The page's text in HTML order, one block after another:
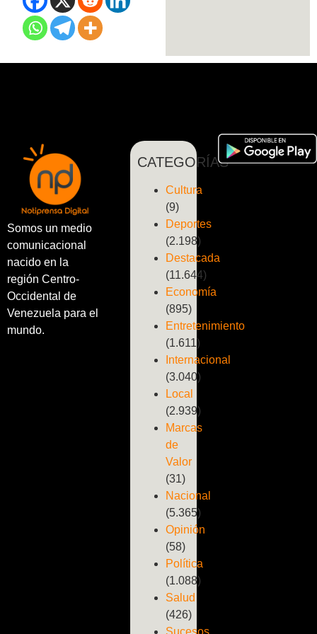
Somos un medio
comunicacional
nacido en la
región Centro-
Occidental de
Venezuela para el
mundo.
CATEGORÍAS
Cultura
(9)
Deportes
(2.198)
Destacada
(11.644)
Economía
(895)
Entretenimiento
(1.611)
Internacional
(3.040)
Local
(2.939)
Marcas
de
Valor
(31)
Nacional
(5.365)
Opinión
(58)
Política
(1.088)
Salud
(426)